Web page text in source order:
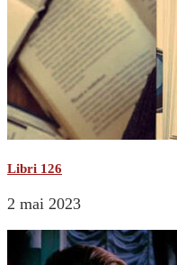
Libri 126
2 mai 2023